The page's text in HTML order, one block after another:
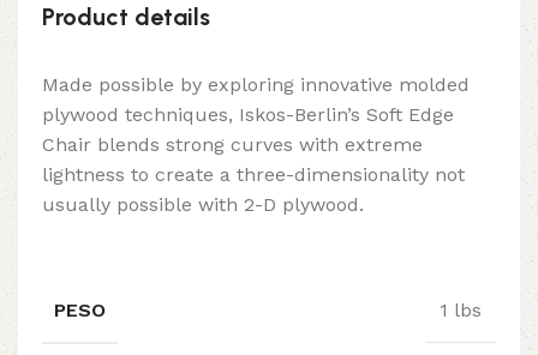
Product details
Made possible by exploring innovative molded
plywood techniques, Iskos-Berlin’s Soft Edge
Chair blends strong curves with extreme
lightness to create a three-dimensionality not
usually possible with 2-D plywood.
PESO 1 lbs